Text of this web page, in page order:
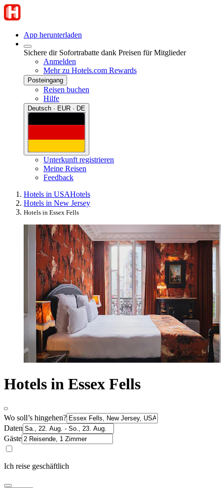
App herunterladen
Sichere dir Sofortrabatte dank Preisen für Mitglieder
Anmelden
Mehr zu Hotels.com Rewards
Posteingang
Reisen buchen
Hilfe
Deutsch · EUR · DE
Unterkunft registrieren
Meine Reisen
Feedback
Hotels in USAHotels
Hotels in New Jersey
Hotels in Essex Fells
Hotels in Essex Fells
Wo soll’s hingehen?
Daten
Gäste
Ich reise geschäftlich